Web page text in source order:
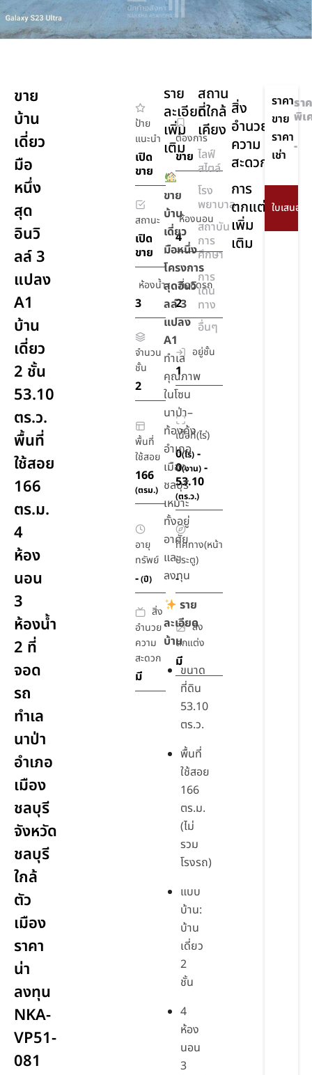
ขาย
บ้าน
เดี่ยว
มือ
หนึ่ง
สุด
อินวิ
ลล์ 3
แปลง
A1
บ้าน
เดี่ยว
2 ชั้น
53.10
ตร.ว.
พื้นที่
ใช้สอย
166
ตร.ม.
4
ห้อง
นอน
3
ห้องน้ำ
2 ที่
จอด
รถ
ทำเล
นาป่า
อำเภอ
เมือง
ชลบุรี
จังหวัด
ชลบุรี
ใกล้
ตัว
เมือง
ราคา
น่า
ลงทุน
NKA-
VP51-
081
ป้าย
แนะนำ
เปิด
ขาย
ต้องการ
ขาย
สถานะ
เปิด
ขาย
ห้องนอน
4
ห้องน้ำ
3
ที่จอดรถ
2
จำนวน
ชั้น
2
อยู่ชั้น
1
พื้นที่
ใช้สอย
166
(ตรม.)
เนื้อที่(ไร่)
0(ไร่) -
0(งาน) -
53.10
(ตร.ว.)
อายุ
ทรัพย์
-(ปี)
ทิศทาง(หน้า
ประตู)
-
สิ่ง
อำนวย
ความ
สะดวก
มี
สิ่ง
ตกแต่ง
มี
ราย
ละเอียด
เพิ่ม
เติม
ขาย
บ้าน
เดี่ยว
มือหนึ่ง
โครงการ
สุดอินวิ
ลล์ 3
แปลง
A1
ทำเล
คุณภาพ
ในโซน
นาป่า–
ท้องคุ้ง
อำเภอ
เมือง
ชลบุรี
เหมาะ
ทั้งอยู่
อาศัย
และ
ลงทุน
ราย
ละเอียด
บ้าน
ขนาด
ที่ดิน
53.10
ตร.ว.
พื้นที่
ใช้สอย
166
ตร.ม.
(ไม่
รวม
โรงรถ)
แบบ
บ้าน:
บ้าน
เดี่ยว
2
ชั้น
4
ห้อง
นอน
3
สถาน
ที่ใกล้
เคียง
ไลฟ์
สไตล์
โรง
พยาบาล
สถาบัน
การ
ศึกษา
การ
เดิน
ทาง
อื่นๆ
สิ่ง
อำนวย
ความ
สะดวก
การ
ตกแต่ง
เพิ่ม
เติม
ราคา
ขาย
รา
พิเ
ราคา
เช่า
-